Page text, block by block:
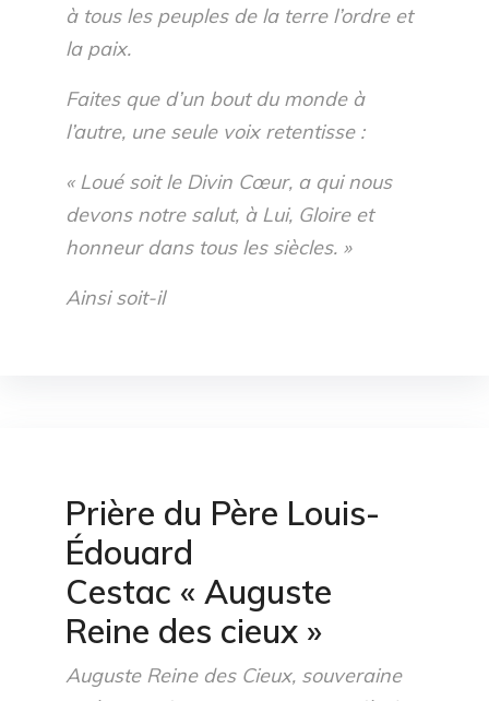
à tous les peuples de la terre l’ordre et
la paix.
Faites que d’un bout du monde à
l’autre, une seule voix retentisse :
« Loué soit le Divin Cœur, a qui nous
devons notre salut, à Lui, Gloire et
honneur dans tous les siècles. »
Ainsi soit-il
Prière du Père Louis-
Édouard
Cestac « Auguste
Reine des cieux »
Auguste Reine des Cieux, souveraine